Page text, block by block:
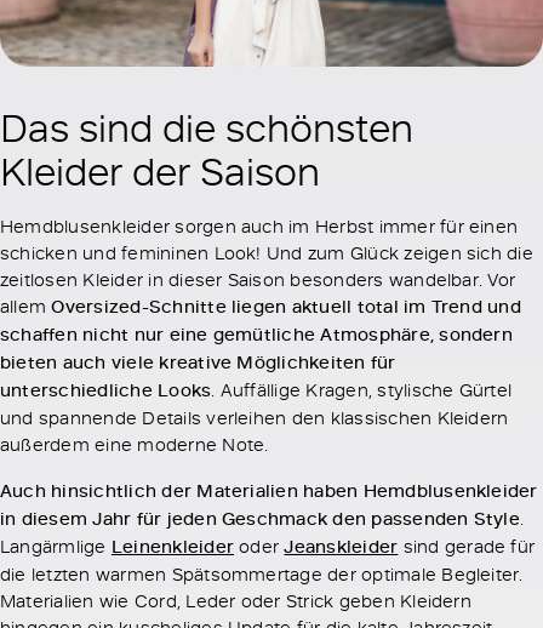
Das sind die schönsten
Kleider der Saison
Hemdblusenkleider sorgen auch im Herbst immer für einen
schicken und femininen Look! Und zum Glück zeigen sich die
zeitlosen Kleider in dieser Saison besonders wandelbar. Vor
allemOversized-Schnitte liegen aktuell total im Trend und
schaffen nicht nur eine gemütliche Atmosphäre, sondern
bieten auch viele kreative Möglichkeiten für
unterschiedliche Looks. Auffällige Kragen, stylische Gürtel
und spannende Details verleihen den klassischen Kleidern
außerdem eine moderne Note.
Auch hinsichtlich der Materialien haben Hemdblusenkleider
in diesem Jahr für jeden Geschmack den passenden Style.
Langärmlige Leinenkleider oderJeanskleider sind gerade für
die letzten warmen Spätsommertage der optimale Begleiter.
Materialien wie Cord, Leder oder Strick geben Kleidern